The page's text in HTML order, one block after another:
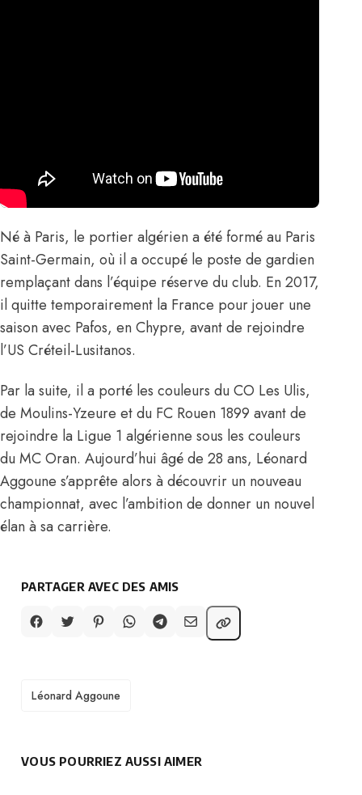
Né à Paris, le portier algérien a été formé au Paris
Saint-Germain, où il a occupé le poste de gardien
remplaçant dans l’équipe réserve du club. En 2017,
il quitte temporairement la France pour jouer une
saison avec Pafos, en Chypre, avant de rejoindre
l’US Créteil-Lusitanos.
Par la suite, il a porté les couleurs du CO Les Ulis,
de Moulins-Yzeure et du FC Rouen 1899 avant de
rejoindre la Ligue 1 algérienne sous les couleurs
du MC Oran. Aujourd’hui âgé de 28 ans, Léonard
Aggoune s’apprête alors à découvrir un nouveau
championnat, avec l’ambition de donner un nouvel
élan à sa carrière.
PARTAGER AVEC DES AMIS
TAGS
Léonard Aggoune
VOUS POURRIEZ AUSSI AIMER